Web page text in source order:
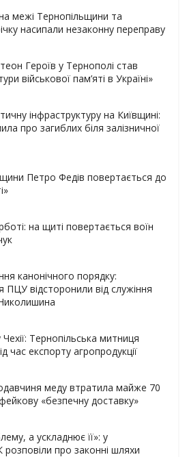
межі Тернопільщини та
насипали незаконну переправу
Героїв у Тернополі став
військової пам’яті в Україні»
інфраструктуру на Київщині:
про загиблих біля залізничної
Петро Федів повертається до
на щиті повертається воїн
канонічного порядку:
ПЦУ відсторонили від служіння
Тернопільська митниця
час експорту агропродукції
меду втратила майже 70
«безпечну доставку»
а ускладнює її»: у
про законні шляхи